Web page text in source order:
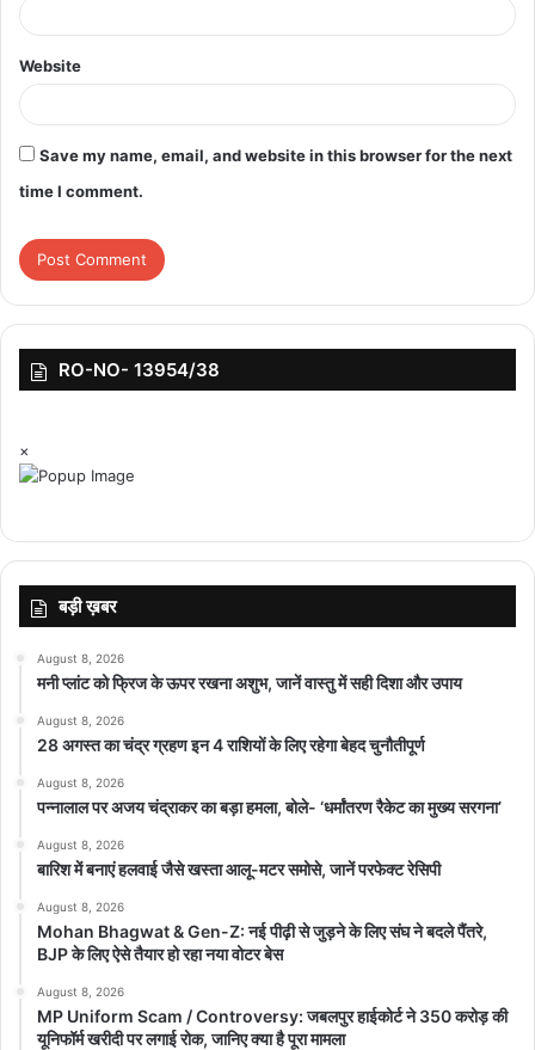
Website
Save my name, email, and website in this browser for the next
time I comment.
RO-NO- 13954/38
×
बड़ी ख़बर
August 8, 2026
मनी प्लांट को फ्रिज के ऊपर रखना अशुभ, जानें वास्तु में सही दिशा और उपाय
August 8, 2026
28 अगस्त का चंद्र ग्रहण इन 4 राशियों के लिए रहेगा बेहद चुनौतीपूर्ण
August 8, 2026
पन्नालाल पर अजय चंद्राकर का बड़ा हमला, बोले- ‘धर्मांतरण रैकेट का मुख्य सरगना’
August 8, 2026
बारिश में बनाएं हलवाई जैसे खस्ता आलू-मटर समोसे, जानें परफेक्ट रेसिपी
August 8, 2026
Mohan Bhagwat & Gen-Z: नई पीढ़ी से जुड़ने के लिए संघ ने बदले पैंतरे,
BJP के लिए ऐसे तैयार हो रहा नया वोटर बेस
August 8, 2026
MP Uniform Scam / Controversy: जबलपुर हाईकोर्ट ने 350 करोड़ की
यूनिफॉर्म खरीदी पर लगाई रोक, जानिए क्या है पूरा मामला